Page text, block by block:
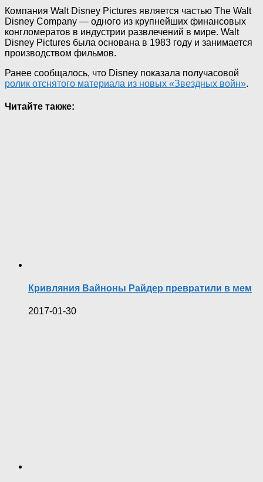
Компания Walt Disney Pictures является частью The Walt
Disney Company — одного из крупнейших финансовых
конгломератов в индустрии развлечений в мире. Walt
Disney Pictures была основана в 1983 году и занимается
производством фильмов.
Ранее сообщалось, что Disney показала получасовой
ролик отснятого материала из новых «Звездных войн».
Читайте также:
Кривляния Вайноны Райдер превратили в мем
2017-01-30